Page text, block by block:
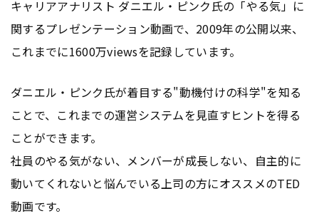
キャリアアナリスト ダニエル・ピンク氏の「やる気」に
関するプレゼンテーション動画で、2009年の公開以来、
これまでに1600万viewsを記録しています。
ダニエル・ピンク氏が着目する"動機付けの科学"を知る
ことで、これまでの運営システムを見直すヒントを得る
ことができます。
社員のやる気がない、メンバーが成長しない、自主的に
動いてくれないと悩んでいる上司の方にオススメのTED
動画です。